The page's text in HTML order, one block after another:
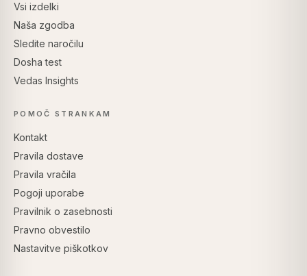
Vsi izdelki
Naša zgodba
Sledite naročilu
Dosha test
Vedas Insights
POMOČ STRANKAM
Kontakt
Pravila dostave
Pravila vračila
Pogoji uporabe
Pravilnik o zasebnosti
Pravno obvestilo
Nastavitve piškotkov